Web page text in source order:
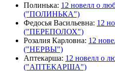
Полинька: 12 новелл о
("ПОЛИНЬКА")
Федосья Васильевна: 12
("ПЕРЕПОЛОХ")
Розалия Карловна: 12
("НЕРВЫ")
Аптекарша: 12 новелл о
("АПТЕКАРША")